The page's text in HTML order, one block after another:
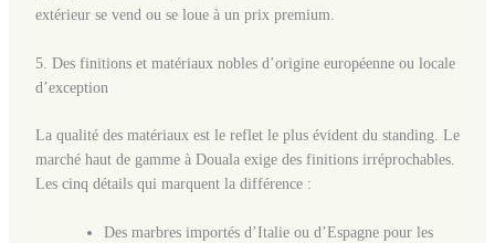
extérieur se vend ou se loue à un prix premium.
5. Des finitions et matériaux nobles d’origine européenne ou locale
d’exception
La qualité des matériaux est le reflet le plus évident du standing. Le
marché haut de gamme à Douala exige des finitions irréprochables.
Les cinq détails qui marquent la différence :
Des marbres importés d’Italie ou d’Espagne pour les